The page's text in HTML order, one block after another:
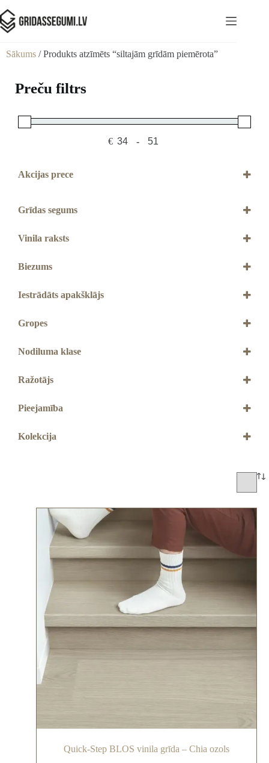
Sākums / Produkts atzīmēts “siltajām grīdām piemērota”
Preču filtrs
€ Minimum Price
-
Maximum Price
Akcijas prece
Grīdas segums
Vinila raksts
Flīžu
Biezums
Iestrādāts apakšklājs
Gropes
Nodiluma klase
Ražotājs
Pieejamība
Kolekcija
Quick-Step BLOS vinila grīda – Chia ozols